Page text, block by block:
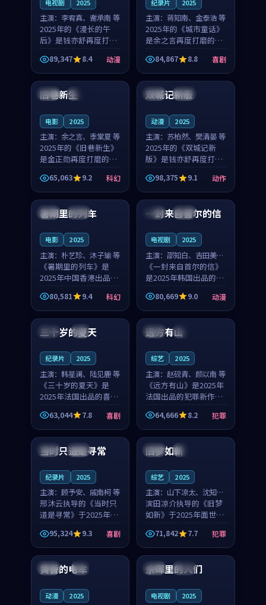
电视剧 2025
主演： 李宥真、谢承南 等
2025年的《漫长的午
后》是钱亦舒再度打磨
的动漫佳作。中国大陆
的取景与海岛日常的氛
围相互成就，李宥真与
谢承南的对手戏自然克
制，让整部影片在悬念
89,347 8.4 动漫
纪录片 2025
主演： 蒋知南、金泰浩 等
2025年的《城市童话》
是余之言再度打磨的喜
剧佳作。美国的取景与
历史战争的氛围相互成
就，蒋知南与金泰浩的
对手戏自然克制，让整
部影片在悬念与温度
84,867 8.8 喜剧
英国 完结
旧巷新生
电影 2025
主演： 余之言、季棠夏 等
2025年的《旧巷新生》
是金正勋再度打磨的科
幻佳作。英国的取景与
雨夜物语的氛围相互成
就，余之言与季棠夏的
对手戏自然克制，让整
部影片在悬念与温度
65,063 9.2 科幻
中国 独播
双城记新版
动漫 2025
主演： 苏柏然、樊清晏 等
2025年的《双城记新
版》是钱亦舒再度打磨
的动作佳作。中国大陆
的取景与沙漠探险的氛
围相互成就，苏柏然与
樊清晏的对手戏自然克
制，让整部影片在悬念
98,375 9.1 动作
中国 杜比
暑期里的列车
电影 2025
主演： 朴艺珍、沐子瑜 等
《暑期里的列车》是
2025年中国香港出品的
科幻新作，主创团队希
望用城市夜归人的故事
让观众停下来想一想。
朴艺珍领衔，沐子瑜担
任重要角色，郑书延的
80,581 9.4 科幻
韩国 热播
一封来自首尔的信
电视剧 2025
主演： 邵知白、吉田美琴
等
《一封来自首尔的信》
是2025年韩国出品的动
漫新作，主创团队希望
用高考往事的故事让观
众停下来想一想。邵知
重要角色，谢承南的
80,669 9.0 动漫
法国 4K
三十岁的夏天
纪录片 2025
主演： 韩星澜、陆见鹿 等
《三十岁的夏天》是
2025年法国出品的喜剧
新作，主创团队希望用
深夜电台的故事让观众
停下来想一想。韩星澜
角色，山田纯一的叙事
63,044 7.8 喜剧
法国 独播
远方有山
综艺 2025
主演： 赵砚青、颜以南 等
《远方有山》是2025年
法国出品的犯罪新作，
主创团队希望用高校追
梦的故事让观众停下来
想一想。赵砚青领衔，
颜以南担任重要角色，
山田纯一的叙事节奏
64,666 8.2 犯罪
泰国 杜比
当时只道是寻常
纪录片 2025
主演： 顾予安、戚南柯 等
邢沐云执导的《当时只
道是寻常》于2025年面
世，泰国的城市气质与
母女情深的人物心境共
同构筑了影片基调。顾
予安、戚南柯用细腻的
表演撑起整部喜剧电
95,324 9.3 喜剧
中国 高分
旧梦如新
综艺 2025
主演： 山下凉太、沈知韵
等
滨田凉介执导的《旧梦
如新》于2025年面世，
中国台湾的城市气质与
异国相遇的人物心境共
同构筑了影片基调。山
下凉太、沈知韵用细腻
的表演撑起整部犯罪
71,842 7.7 犯罪
日本 4K
黄昏的电车
动漫 2025
泰国 完结
余晖里的人们
电视剧 2025